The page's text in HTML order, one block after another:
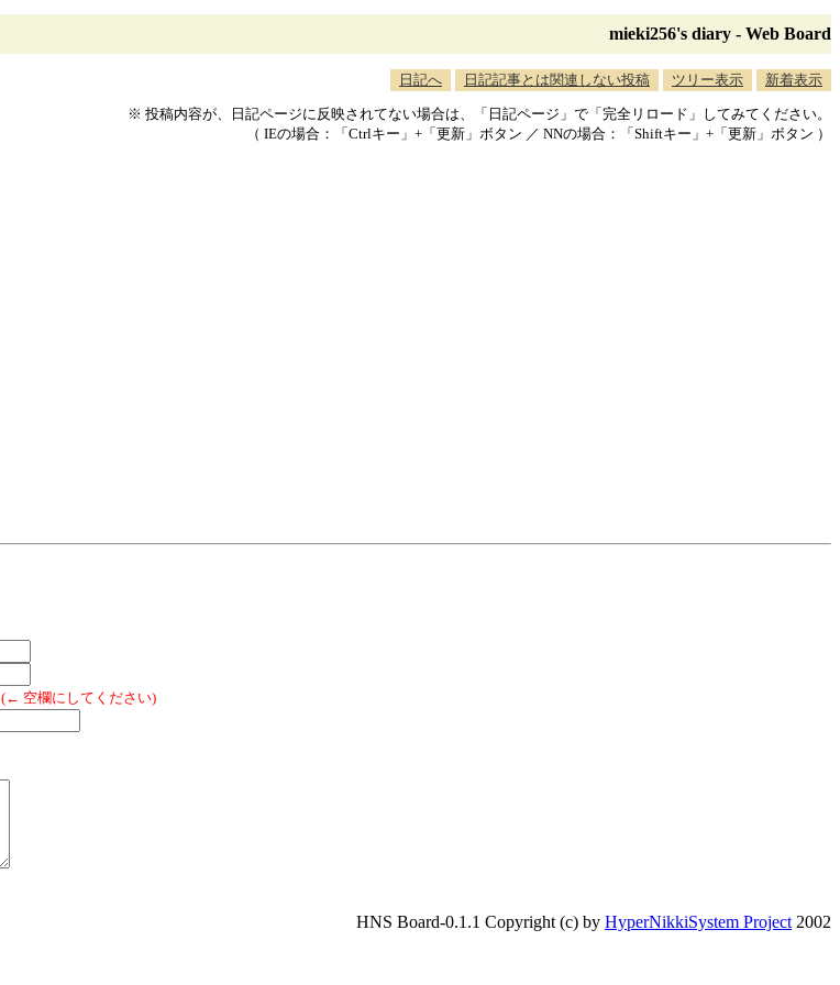
mieki256's diary - Web Board
日記へ 日記記事とは関連しない投稿 ツリー表示 新着表示
※ 投稿内容が、日記ページに反映されてない場合は、「日記ページ」で「完全リロード」してみてください。
（ IEの場合：「Ctrlキー」+「更新」ボタン ／ NNの場合：「Shiftキー」+「更新」ボタン ）
(← 空欄にしてください)
HNS Board-0.1.1 Copyright (c) by HyperNikkiSystem Project 2002